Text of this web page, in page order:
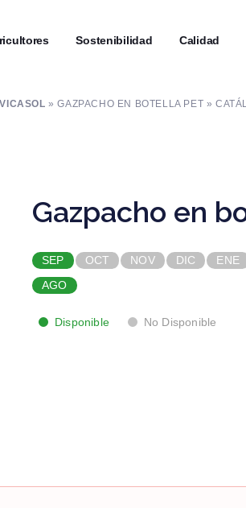
Sostenibilidad Calidad
» GAZPACHO EN BOTELLA PET »
Gazpacho en
SEP OCT NOV DIC ENE
AGO
Disponible No Disponible